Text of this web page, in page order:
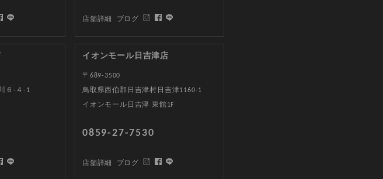
店舗詳細 ブログ
６-４-1
イオンモール日吉津店
〒689-3500
鳥取県西伯郡日吉津村日吉津1160-1
イオンモール日吉津 東館1F
0859-27-7530
店舗詳細 ブログ